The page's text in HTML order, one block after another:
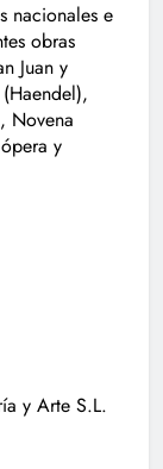
nacionales e
obras
Juan y
Novena
y
y Arte S.L.